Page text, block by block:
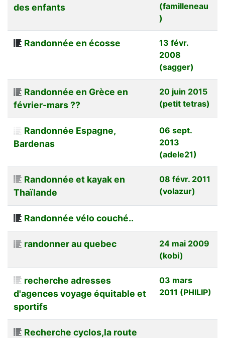
des enfants
(familleneau
)
Randonnée en écosse
13 févr.
2008
(sagger)
Randonnée en Grèce en
février-mars ??
20 juin 2015
(petit tetras)
Randonnée Espagne,
Bardenas
06 sept.
2013
(adele21)
Randonnée et kayak en
Thaïlande
08 févr. 2011
(volazur)
Randonnée vélo couché..
randonner au quebec
24 mai 2009
(kobi)
recherche adresses
d'agences voyage équitable et
sportifs
03 mars
2011 (PHILIP)
Recherche cyclos,la route